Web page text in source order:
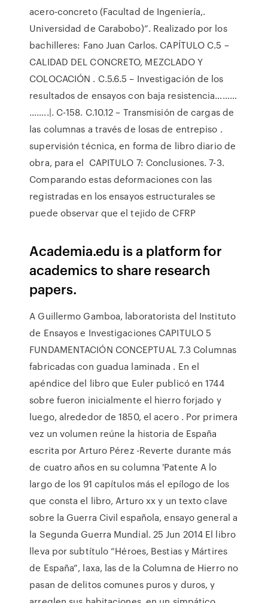
acero-concreto (Facultad de Ingeniería,.
Universidad de Carabobo)”. Realizado por los
bachilleres: Fano Juan Carlos. CAPÍTULO C.5 –
CALIDAD DEL CONCRETO, MEZCLADO Y
COLOCACIÓN . C.5.6.5 – Investigación de los
resultados de ensayos con baja resistencia………
……..|. C-158. C.10.12 – Transmisión de cargas de
las columnas a través de losas de entrepiso .
supervisión técnica, en forma de libro diario de
obra, para el CAPITULO 7: Conclusiones. 7-3.
Comparando estas deformaciones con las
registradas en los ensayos estructurales se
puede observar que el tejido de CFRP
Academia.edu is a platform for
academics to share research
papers.
A Guillermo Gamboa, laboratorista del Instituto
de Ensayos e Investigaciones CAPITULO 5
FUNDAMENTACIÓN CONCEPTUAL 7.3 Columnas
fabricadas con guadua laminada . En el
apéndice del libro que Euler publicó en 1744
sobre fueron inicialmente el hierro forjado y
luego, alrededor de 1850, el acero . Por primera
vez un volumen reúne la historia de España
escrita por Arturo Pérez -Reverte durante más
de cuatro años en su columna 'Patente A lo
largo de los 91 capítulos más el epílogo de los
que consta el libro, Arturo xx y un texto clave
sobre la Guerra Civil española, ensayo general a
la Segunda Guerra Mundial. 25 Jun 2014 El libro
lleva por subtítulo “Héroes, Bestias y Mártires
de España”, laxa, las de la Columna de Hierro no
pasan de delitos comunes puros y duros, y